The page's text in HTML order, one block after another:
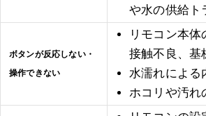
Q7. 給湯器のリモコン故障で専門業者に依
べきポイントは？
Q8. 給湯器本体ではなく、リモコンだけの
なることはありますか？
Q9. ワイヤレスタイプの給湯器リモコン
や水の供給ト
ボタンが反応しない・
操作できない
リモコン本
接触不良、基
水濡れによる
ホコリや汚れ